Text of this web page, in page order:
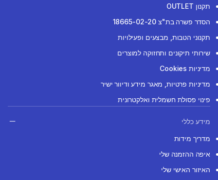
תקנון OUTLET
הסדר פשרה בת"צ 18665-02-20
תקנוני הטבות, מבצעים ופעילויות
שירותי תיקונים ותחזוקה למוצרים
מדיניות Cookies
מדיניות פרטיות, מאגר מידע ודיוור ישיר
פינוי פסולת חשמלית ואלקטרונית
מידע כללי
מדריך מידות
איפה ההזמנה שלי
האיזור האישי שלי